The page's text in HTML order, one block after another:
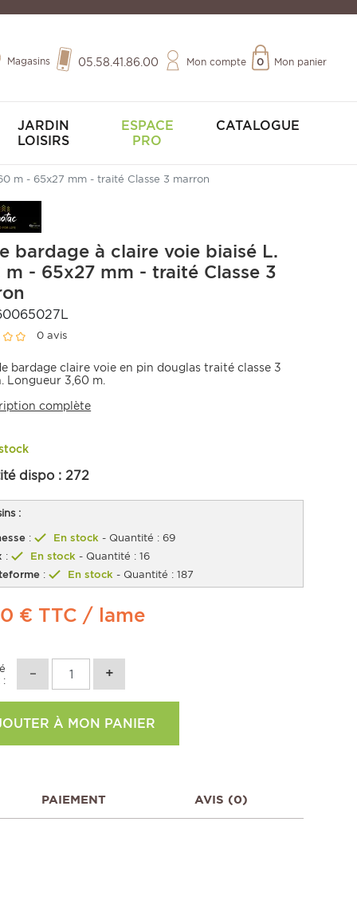
Magasins 05.58.41.86.00 Mon compte Mon panier
0
JARDIN
LOISIRS
ESPACE
PRO
CATALOGUE
m - 65x27 mm - traité Classe 3 marron
bardage à claire voie biaisé L.
m - 65x27 mm - traité Classe 3
0 avis
bardage claire voie en pin douglas traité classe 3
Longueur 3,60 m.
complète
dispo :272
:
: En stock - Quantité : 69
: En stock - Quantité : 16
: En stock - Quantité : 187
€ TTC / lame
:
À MON PANIER
PAIEMENT AVIS (0)